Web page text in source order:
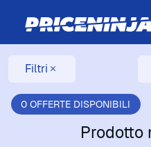
Filtri
0 OFFERTE DISPONIBILI
Prodotto